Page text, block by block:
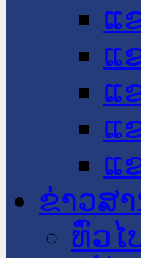
ແ
ແ
ແ
ແ
ແ
ຂ່າວສ
ທົ່ວ​ໄ